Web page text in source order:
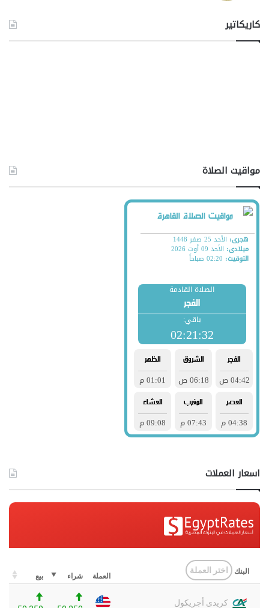
كاريكاتير
مواقيت الصلاة
اسعار العملات